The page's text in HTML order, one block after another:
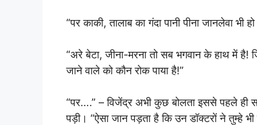
“पर काकी, तालाब का गंदा पानी पीना जानलेवा भी
“अरे बेटा, जीना-मरना तो सब भगवान के हाथ में है!
जाने वाले को कौन रोक पाया है!”
“पर….” – विजेंद्र अभी कुछ बोलता इससे पहले ही
पड़ी। “ऐसा जान पड़ता है कि उन डॉक्टरों ने तुम्हे